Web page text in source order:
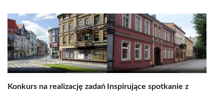
Konkurs na realizację zadań Inspirujące spotkanie z